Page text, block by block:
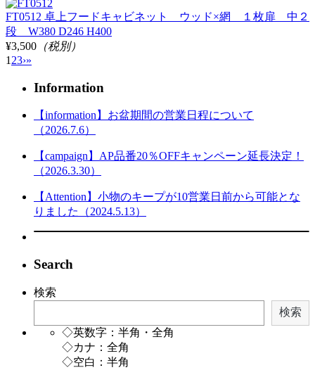
FT0512 卓上フードキャビネット ウッド×網 １枚扉 中２
段 W380 D246 H400
¥3,500 （税別）
1 23›»
Information
【information】お盆期間の営業日程について
（2026.7.6）
【campaign】AP品番20％OFFキャンペーン延長決定！
（2026.3.30）
【Attention】小物のキープが10営業日前から可能とな
りました（2024.5.13）
Search
検索
検索
◇英数字：半角・全角
◇カナ：全角
◇空白：半角